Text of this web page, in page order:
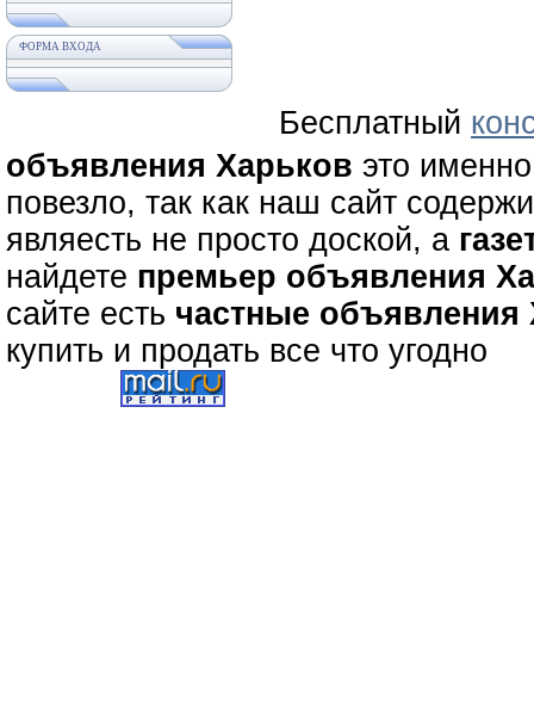
ФОРМА ВХОДА
Бесплатный
объявления Харьков это
повезло, так как наш сайт
являесть не просто доской, а
найдете премьер объявления
сайте есть частные объявления
купить и продать все что угодно